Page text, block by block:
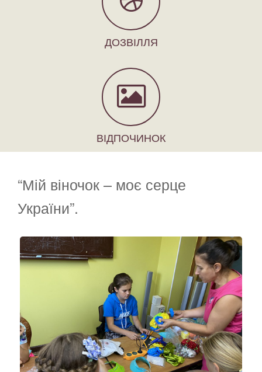
ДОЗВІЛЛЯ
ВІДПОЧИНОК
“Мій віночок – моє серце
України”.